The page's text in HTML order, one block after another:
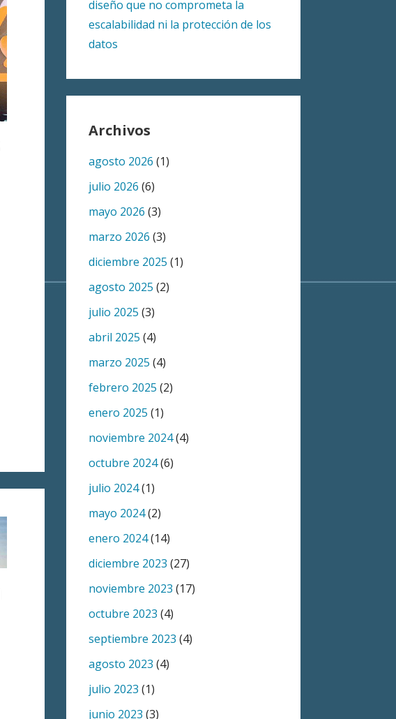
diseño que no comprometa la
escalabilidad ni la protección de los
datos
Archivos
agosto 2026 (1)
julio 2026 (6)
mayo 2026 (3)
marzo 2026 (3)
diciembre 2025 (1)
agosto 2025 (2)
julio 2025 (3)
abril 2025 (4)
marzo 2025 (4)
febrero 2025 (2)
enero 2025 (1)
noviembre 2024(4)
octubre 2024(6)
julio 2024(1)
mayo 2024(2)
enero 2024(14)
diciembre 2023 (27)
noviembre 2023 (17)
octubre 2023 (4)
septiembre 2023 (4)
agosto 2023 (4)
julio 2023 (1)
junio 2023 (3)